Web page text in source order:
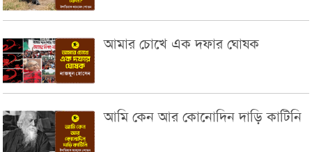
আমার চোখে এক দফার ঘোষক
আমি কেন আর কোনোদিন দাড়ি কাটিনি